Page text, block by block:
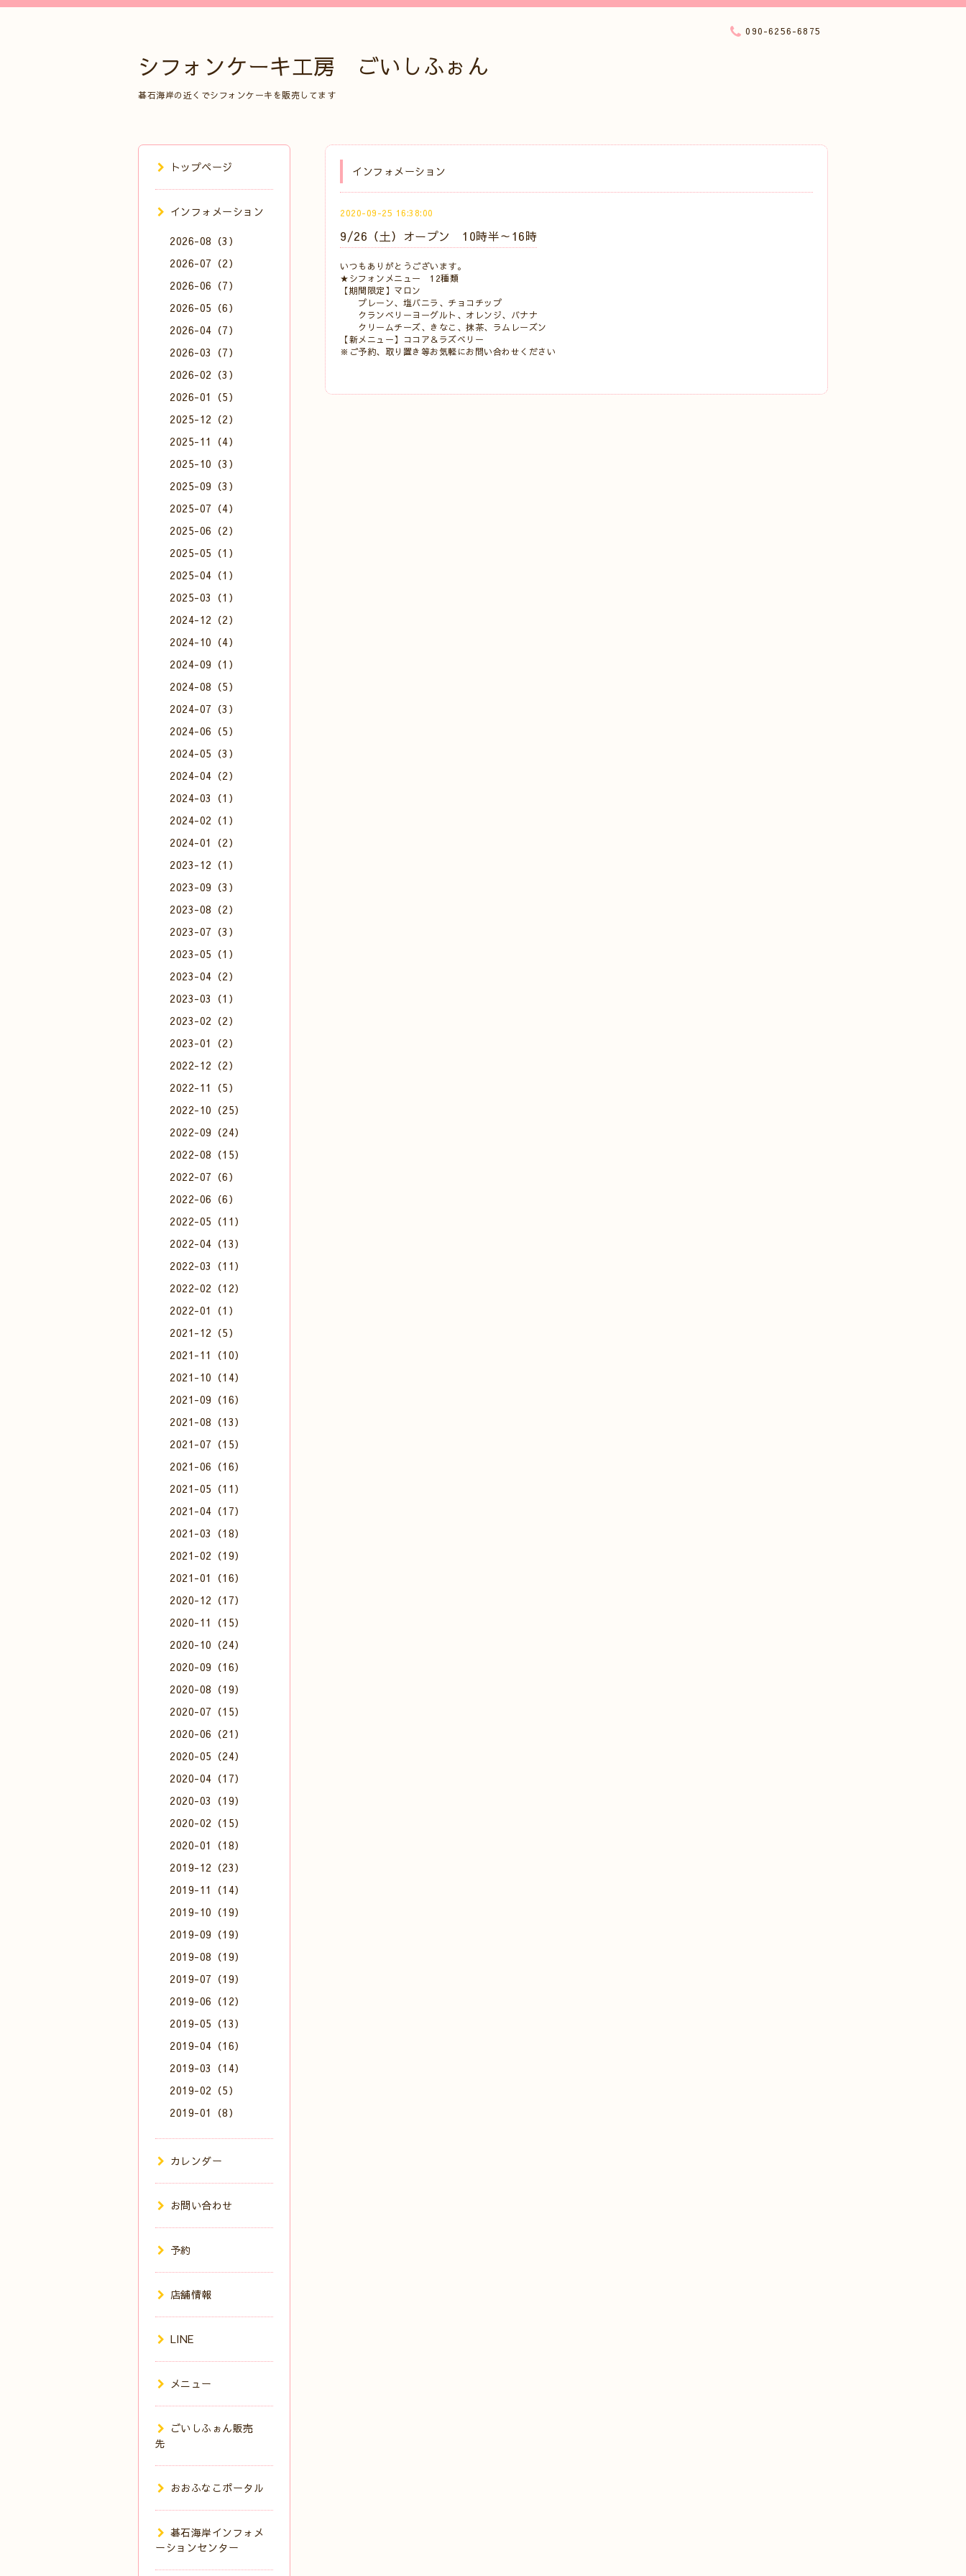
シフォンケーキ工房 ごいしふぉん
碁石海岸の近くでシフォンケーキを販売してます
090-6256-6875
インフォメーション
2020-09-25 16:38:00
9/26（土）オープン 10時半～16時
いつもありがとうございます。
★シフォンメニュー 12種類
【期間限定】マロン
プレーン、塩バニラ、チョコチップ
クランベリーヨーグルト、オレンジ、バナナ
クリームチーズ、きなこ、抹茶、ラムレーズン
【新メニュー】ココア＆ラズベリー
※ご予約、取り置き等お気軽にお問い合わせください
トップページ
インフォメーション
2026-08（3）
2026-07（2）
2026-06（7）
2026-05（6）
2026-04（7）
2026-03（7）
2026-02（3）
2026-01（5）
2025-12（2）
2025-11（4）
2025-10（3）
2025-09（3）
2025-07（4）
2025-06（2）
2025-05（1）
2025-04（1）
2025-03（1）
2024-12（2）
2024-10（4）
2024-09（1）
2024-08（5）
2024-07（3）
2024-06（5）
2024-05（3）
2024-04（2）
2024-03（1）
2024-02（1）
2024-01（2）
2023-12（1）
2023-09（3）
2023-08（2）
2023-07（3）
2023-05（1）
2023-04（2）
2023-03（1）
2023-02（2）
2023-01（2）
2022-12（2）
2022-11（5）
2022-10（25）
2022-09（24）
2022-08（15）
2022-07（6）
2022-06（6）
2022-05（11）
2022-04（13）
2022-03（11）
2022-02（12）
2022-01（1）
2021-12（5）
2021-11（10）
2021-10（14）
2021-09（16）
2021-08（13）
2021-07（15）
2021-06（16）
2021-05（11）
2021-04（17）
2021-03（18）
2021-02（19）
2021-01（16）
2020-12（17）
2020-11（15）
2020-10（24）
2020-09（16）
2020-08（19）
2020-07（15）
2020-06（21）
2020-05（24）
2020-04（17）
2020-03（19）
2020-02（15）
2020-01（18）
2019-12（23）
2019-11（14）
2019-10（19）
2019-09（19）
2019-08（19）
2019-07（19）
2019-06（12）
2019-05（13）
2019-04（16）
2019-03（14）
2019-02（5）
2019-01（8）
カレンダー
お問い合わせ
予約
店舗情報
LINE
メニュー
ごいしふぉん販売
先
おおふなこポータル
碁石海岸インフォメ
ーションセンター